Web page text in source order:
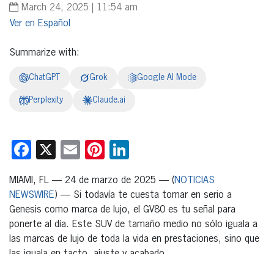
March 24, 2025 | 11:54 am
Español
Summarize with:
ChatGPT Grok Google AI Mode
Perplexity Claude.ai
Facebook
X EmailPinterest
MIAMI, FL — 24 de marzo de 2025 — (NOTICIAS
NEWSWIRE) — Si todavía te cuesta tomar en serio a
Genesis como marca de lujo, el GV80 es tu señal para
ponerte al día. Este SUV de tamaño medio no sólo iguala a
las marcas de lujo de toda la vida en prestaciones, sino que